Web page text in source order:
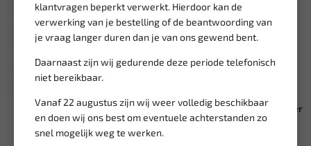
klantvragen beperkt verwerkt. Hierdoor kan de
verwerking van je bestelling of de beantwoording van
je vraag langer duren dan je van ons gewend bent.
Daarnaast zijn wij gedurende deze periode telefonisch
niet bereikbaar.
Vanaf 22 augustus zijn wij weer volledig beschikbaar
en doen wij ons best om eventuele achterstanden zo
snel mogelijk weg te werken.
PROTECTON Slotontdooier
50ml 1890900
LB Tools Kentekenplaathouder
KLIK PP zonder tekstr...